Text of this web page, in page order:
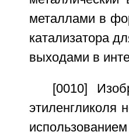
металлами в
катализатора
выходами в
[0010]
этиленгликоля